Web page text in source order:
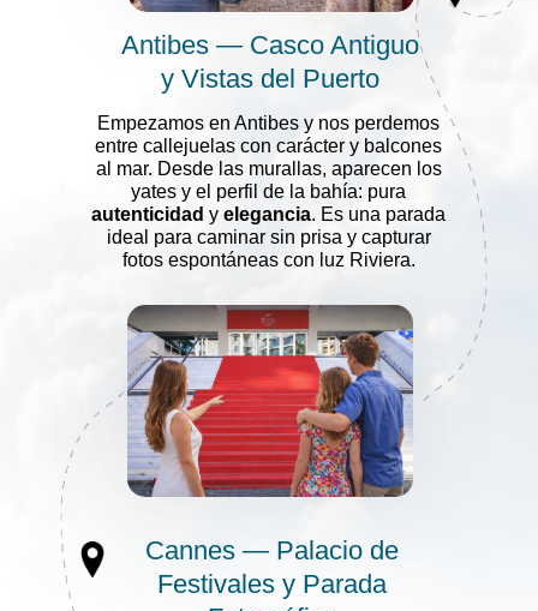
Antibes — Casco Antiguo
y Vistas del Puerto
Empezamos en Antibes y nos perdemos
entre callejuelas con carácter y balcones
al mar. Desde las murallas, aparecen los
yates y el perfil de la bahía: pura
autenticidad y elegancia. Es una parada
ideal para caminar sin prisa y capturar
fotos espontáneas con luz Riviera.
Cannes — Palacio de
Festivales y Parada